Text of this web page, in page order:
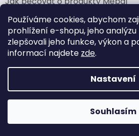
Používáme cookies, abychom
prohlížení e-shopu, jeho
zlepšovali jeho funkce, výkon a
informací najdete zde.
Nastavení
Souhlasím
Jak vznikl medvídek Teddy Bear?
ARCHIV
Vytvořil
PRĎOLOVÉ.